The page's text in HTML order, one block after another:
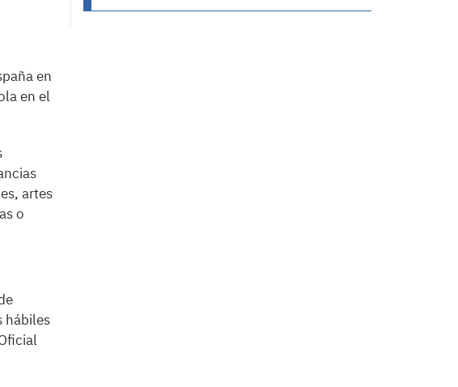
en
en el
artes
o
hábiles